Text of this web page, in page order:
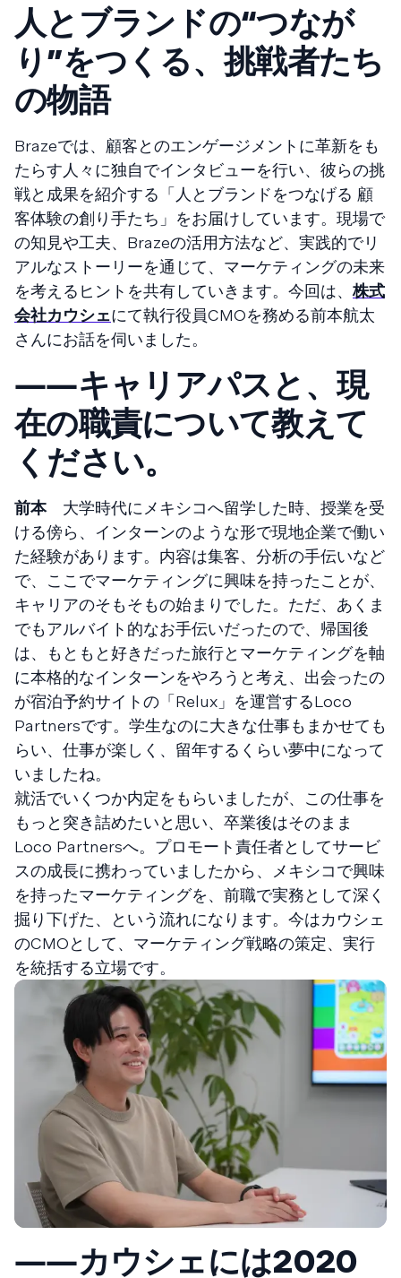
人とブランドの“つなが
り”をつくる、挑戦者たち
の物語
Brazeでは、顧客とのエンゲージメントに革新をも
たらす人々に独自でインタビューを行い、彼らの挑
戦と成果を紹介する「人とブランドをつなげる 顧
客体験の創り手たち」をお届けしています。現場で
の知見や工夫、Brazeの活用方法など、実践的でリ
アルなストーリーを通じて、マーケティングの未来
を考えるヒントを共有していきます。今回は、株式
会社カウシェにて執行役員CMOを務める前本航太
さんにお話を伺いました。
――キャリアパスと、現
在の職責について教えて
ください。
前本大学時代にメキシコへ留学した時、授業を受
ける傍ら、インターンのような形で現地企業で働い
た経験があります。内容は集客、分析の手伝いなど
で、ここでマーケティングに興味を持ったことが、
キャリアのそもそもの始まりでした。ただ、あくま
でもアルバイト的なお手伝いだったので、帰国後
は、もともと好きだった旅行とマーケティングを軸
に本格的なインターンをやろうと考え、出会ったの
が宿泊予約サイトの「Relux」を運営するLoco
Partnersです。学生なのに大きな仕事もまかせても
らい、仕事が楽しく、留年するくらい夢中になって
いましたね。
就活でいくつか内定をもらいましたが、この仕事を
もっと突き詰めたいと思い、卒業後はそのまま
Loco Partnersへ。プロモート責任者としてサービ
スの成長に携わっていましたから、メキシコで興味
を持ったマーケティングを、前職で実務として深く
掘り下げた、という流れになります。今はカウシェ
のCMOとして、マーケティング戦略の策定、実行
を統括する立場です。
――カウシェには2020